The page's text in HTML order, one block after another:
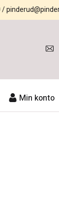
/
Min konto